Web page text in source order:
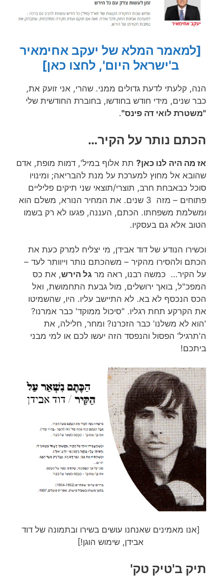
[למאמר המלא של יעקב אחימאיר
ב'ישראל היום', לחצו כאן]
הנה, קלעתי לדעת גדולים ממני. שהרי, אני זועק את,
כבר שנים, מידי חודש בחודשו, בחוברת החודשית שלי
"משטרת לואי דה פינס".
הכתם נותר על הקיר…
אז מה היה לנו כאן? תת אלוף במיל', דמות מופת, אדם
שהובא אל מחוץ למערכת על מנת להבריאה; ומינויו
סוכל כבאבחת חרב, תוצרי/תוצאי שני תיקים פליליים
פתוחים – מזה 3 שנים. את המחיר הנורא, משלם הוא
ומשלמת משפחתו. הכתם, העננה, פגעו לא רק בשמו
הטוב אלא גם בעסקיו.
וכשירו הנודע של דוד אבידן, מי יצליח למרק כעת את
הכתם ולהסירו מהקיר – משהכתם נותר וייוותר לעד –
על הקיר… כמשה רבנו, ראה מר גל הירש, את כס
המפכ"ל, בואך ירושלים, מול גבעת התחמושת, ואל
הכס הנכסף לא בא. לא התיישב עליו. היו, שהשמיטו
את הקרקע תחת רגליו. "סיכול ממוקד' כבר אמרנו?
'הוא לא משלנו' כבר הזכרנו? ומחר, חלילה, את
ה'תרגיל' הפסול והנפסד הזה יעשו לכם או למי מבני
ביתכם!
[אנו מאמינים שאנחנו עושים בשירו ובתמונה של דוד
אבידן, שימוש הוגן!]
תיק ב'טיק טק'